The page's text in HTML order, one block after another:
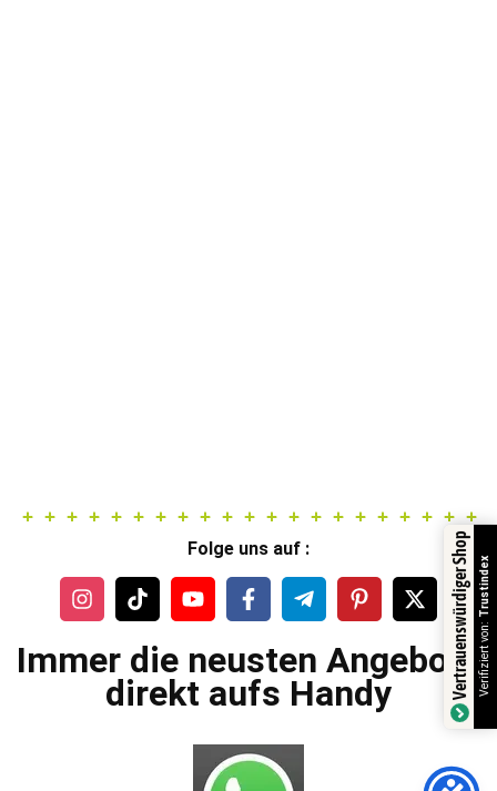
Folge uns auf :
Immer die neusten Angebote
direkt aufs Handy Vertrauenswürdiger ShopVerifiziert von:
Trustindex